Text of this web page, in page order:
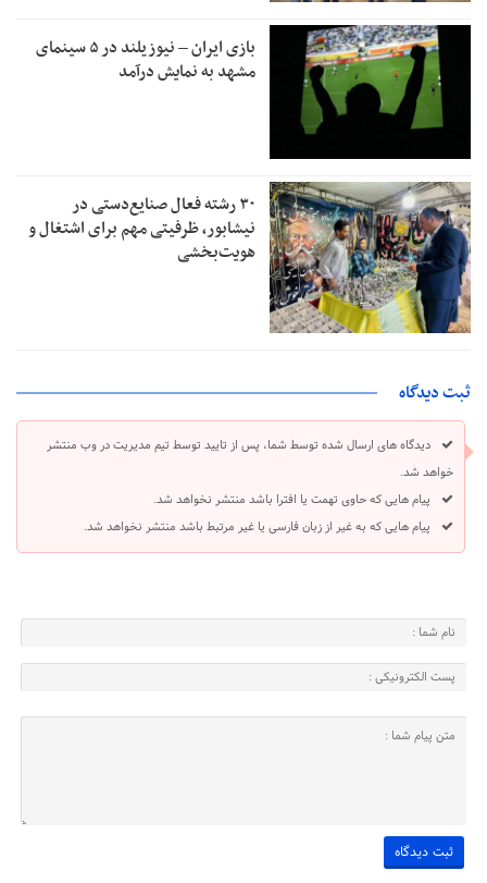
بازی ایران – نیوزیلند در ۵ سینمای
مشهد به نمایش درآمد
۳۰ رشته فعال صنایع‌دستی در
نیشابور، ظرفیتی مهم برای اشتغال و
هویت‌بخشی
ثبت دیدگاه
دیدگاه های ارسال شده توسط شما، پس از تایید توسط تیم مدیریت در وب منتشر
خواهد شد.
پیام هایی که حاوی تهمت یا افترا باشد منتشر نخواهد شد.
پیام هایی که به غیر از زبان فارسی یا غیر مرتبط باشد منتشر نخواهد شد.